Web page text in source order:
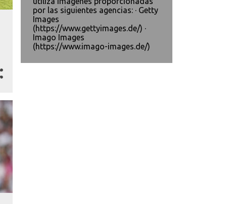
por las siguientes agencias: · Getty
Images
(https://www.gettyimages.de/) ·
Imago Images
(https://www.imago-images.de/)